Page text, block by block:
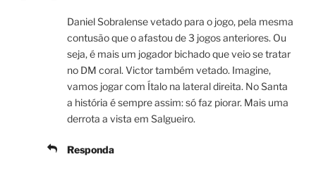
Daniel Sobralense vetado para o jogo, pela mesma
contusão que o afastou de 3 jogos anteriores. Ou
seja, é mais um jogador bichado que veio se tratar
no DM coral. Victor também vetado. Imagine,
vamos jogar com Ítalo na lateral direita. No Santa
a história é sempre assim: só faz piorar. Mais uma
derrota a vista em Salgueiro.
Responda